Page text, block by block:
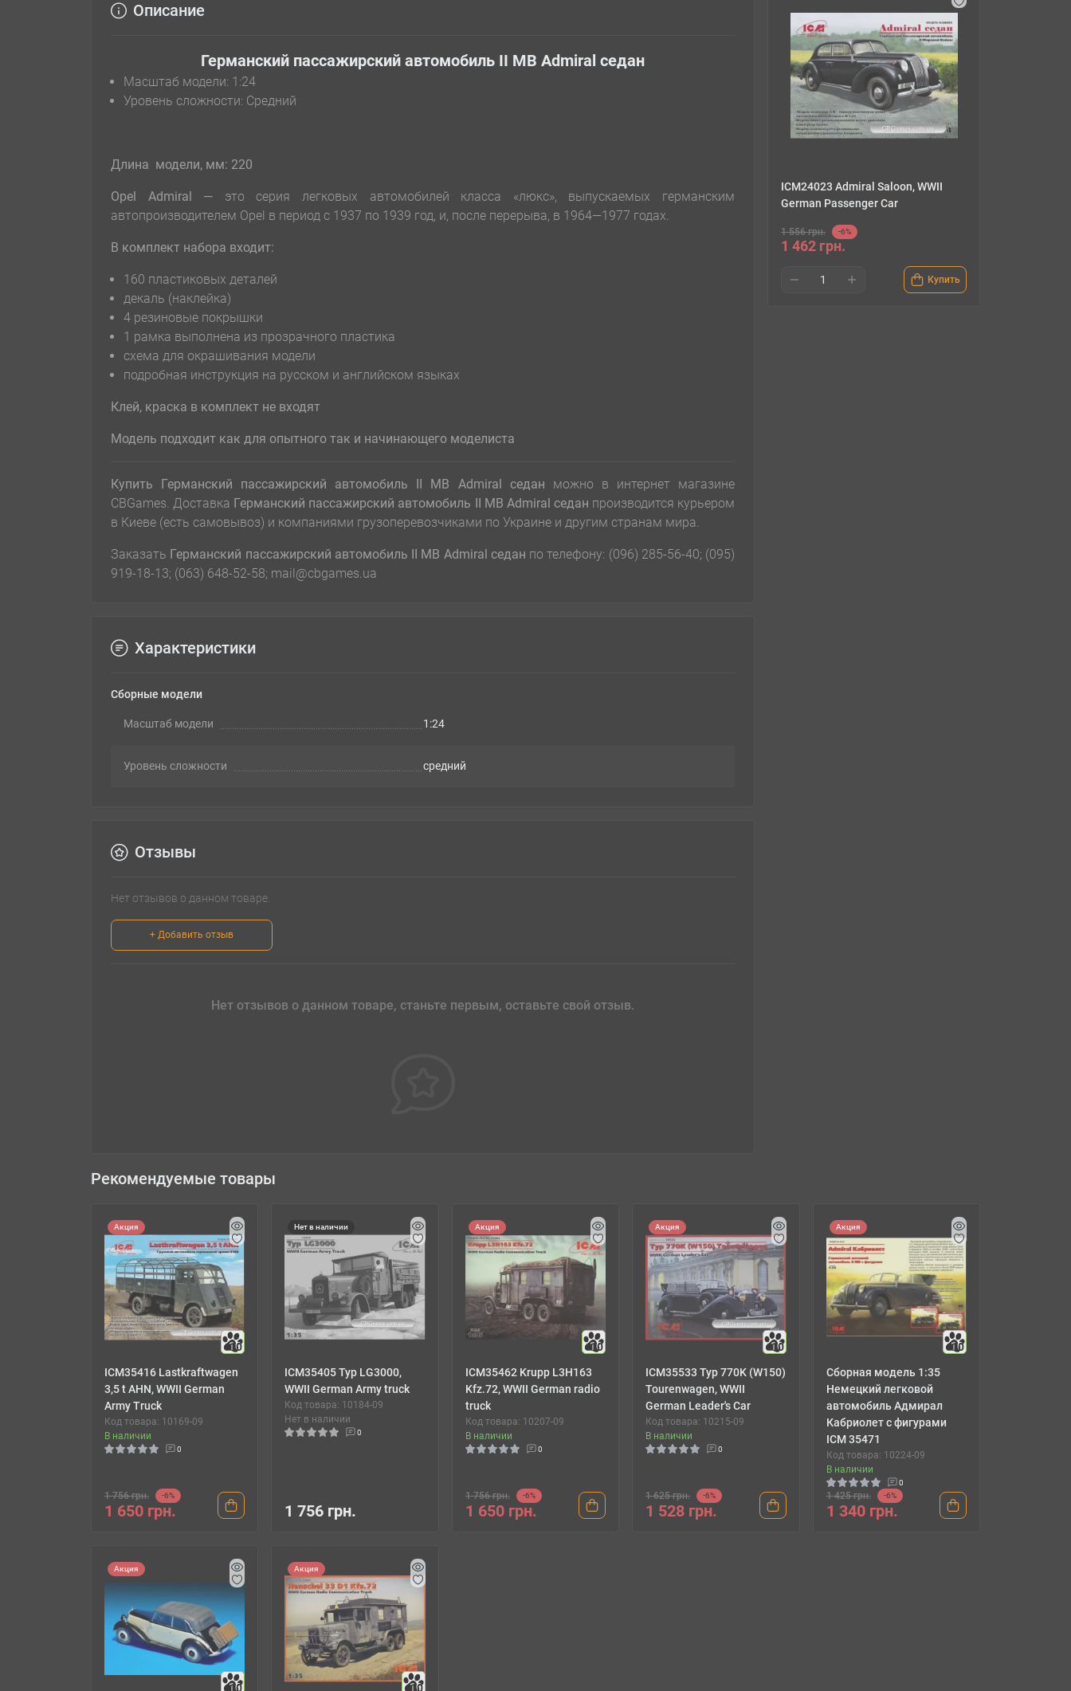
ICM24023 Admiral Saloon, WWII
German Passenger Car
1 556 грн. -6%
1 462 грн.
Купить
Описание
Германский пассажирский автомобиль ІІ МВ Admiral седан
Масштаб модели: 1:24
Уровень сложности: Cредний
Длина модели, мм: 220
Opel Admiral — это серия легковых автомобилей класса «люкс», выпускаемых германским
автопроизводителем Opel в период с 1937 по 1939 год, и, после перерыва, в 1964—1977 годах.
В комплект набора входит:
160 пластиковых деталей
декаль (наклейка)
4 резиновые покрышки
1 рамка выполнена из прозрачного пластика
схема для окрашивания модели
подробная инструкция на русском и английском языках
Клей, краска в комплект не входят
Модель подходит как для опытного так и начинающего моделиста
Купить Германский пассажирский автомобиль ІІ МВ Admiral седан можно в интернет магазине
CBGames. Доставка Германский пассажирский автомобиль ІІ МВ Admiral седан производится курьером
в Киеве (есть самовывоз) и компаниями грузоперевозчиками по Украине и другим странам мира.
Заказать Германский пассажирский автомобиль ІІ МВ Admiral седан по телефону: (096) 285-56-40; (095)
919-18-13; (063) 648-52-58; mail@cbgames.ua
Характеристики
Сборные модели
Масштаб модели 1:24
Уровень сложности cредний
Отзывы
Нет отзывов о данном товаре.
+ Добавить отзыв
Нет отзывов о данном товаре, станьте первым, оставьте свой отзыв.
Рекомендуемые товары
Акция
10
ICM35416 Lastkraftwagen
3,5 t AHN, WWII German
Army Truck
Код товара: 10169-09
В наличии
0
1 756 грн. -6%
1 650 грн.
Нет в наличии
ICM35405 Typ LG3000,
WWII German Army truck
Код товара: 10184-09
Нет в наличии
0
1 756 грн.
Акция
10
ICM35462 Krupp L3H163
Kfz.72, WWII German radio
truck
Код товара: 10207-09
В наличии
0
1 756 грн. -6%
1 650 грн.
Акция
10
ICM35533 Typ 770K (W150)
Tourenwagen, WWII
German Leader's Car
Код товара: 10215-09
В наличии
0
1 625 грн. -6%
1 528 грн.
Акция
10
Сборная модель 1:35
Немецкий легковой
автомобиль Адмирал
Кабриолет с фигурами
ICM 35471
Код товара: 10224-09
В наличии
0
1 425 грн. -6%
1 340 грн.
Акция
10
Акция
10